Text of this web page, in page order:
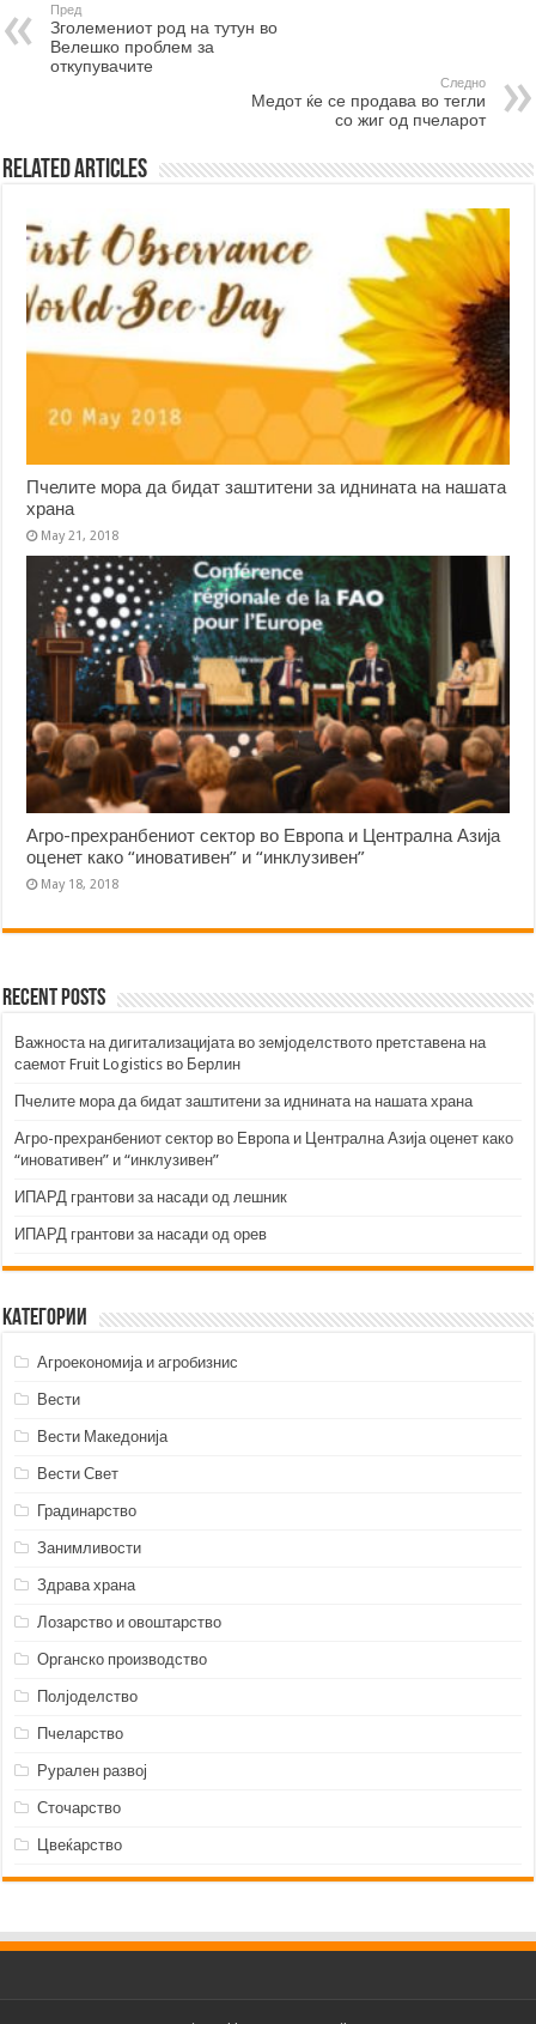
Пред
Зголемениот род на тутун во
Велешко проблем за
откупувачите
Следно
Медот ќе се продава во тегли
со жиг од пчеларот
Related Articles
Пчелите мора да бидат заштитени за иднината на нашата
храна
May 21, 2018
Агро-прехранбениот сектор во Европа и Централна Азија
оценет како “иновативен” и “инклузивен”
May 18, 2018
Recent Posts
Важноста на дигитализацијата во земјоделството претставена на
саемот Fruit Logistics во Берлин
Пчелите мора да бидат заштитени за иднината на нашата храна
Агро-прехранбениот сектор во Европа и Централна Азија оценет како
“иновативен” и “инклузивен”
ИПАРД грантови за насади од лешник
ИПАРД грантови за насади од орев
Категории
Агроекономија и агробизнис
Вести
Вести Македонија
Вести Свет
Градинарство
Занимливости
Здрава храна
Лозарство и овоштарство
Органско производство
Полјоделство
Пчеларство
Рурален развој
Сточарство
Цвеќарство